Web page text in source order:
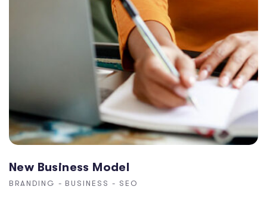
New Business Model
BRANDING - BUSINESS - SEO